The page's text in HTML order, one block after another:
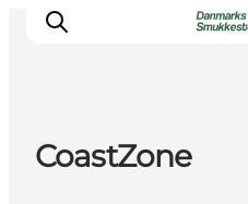
CoastZone